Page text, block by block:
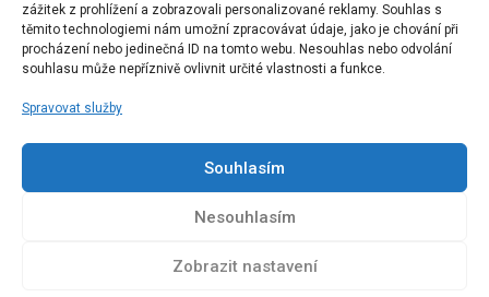
zážitek z prohlížení a zobrazovali personalizované reklamy. Souhlas s
těmito technologiemi nám umožní zpracovávat údaje, jako je chování při
procházení nebo jedinečná ID na tomto webu. Nesouhlas nebo odvolání
souhlasu může nepříznivě ovlivnit určité vlastnosti a funkce.
Spravovat služby
Souhlasím
Nesouhlasím
Zobrazit nastavení